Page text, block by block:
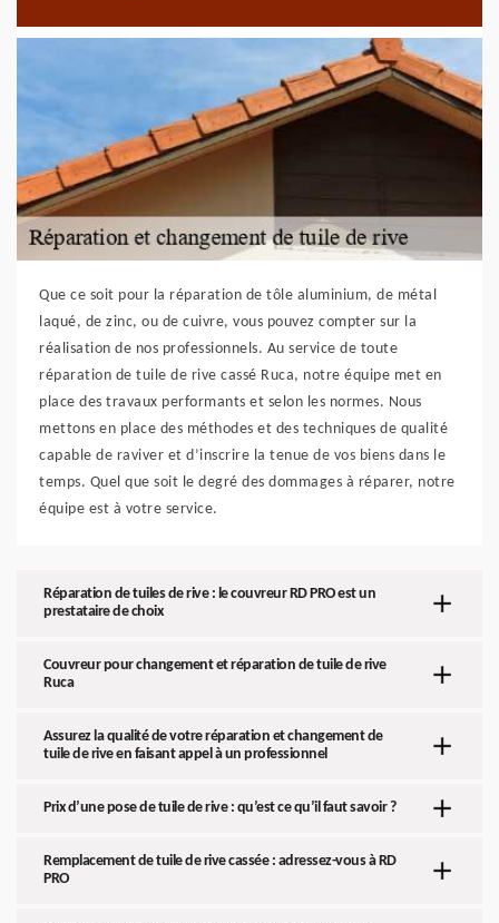
Que ce soit pour la réparation de tôle aluminium, de métal
laqué, de zinc, ou de cuivre, vous pouvez compter sur la
réalisation de nos professionnels. Au service de toute
réparation de tuile de rive cassé Ruca, notre équipe met en
place des travaux performants et selon les normes. Nous
mettons en place des méthodes et des techniques de qualité
capable de raviver et d’inscrire la tenue de vos biens dans le
temps. Quel que soit le degré des dommages à réparer, notre
équipe est à votre service.
Réparation de tuiles de rive : le couvreur RD PRO est un
prestataire de choix
Couvreur pour changement et réparation de tuile de rive
Ruca
Assurez la qualité de votre réparation et changement de
tuile de rive en faisant appel à un professionnel
Prix d’une pose de tuile de rive : qu’est ce qu’il faut savoir ?
Remplacement de tuile de rive cassée : adressez-vous à RD
PRO